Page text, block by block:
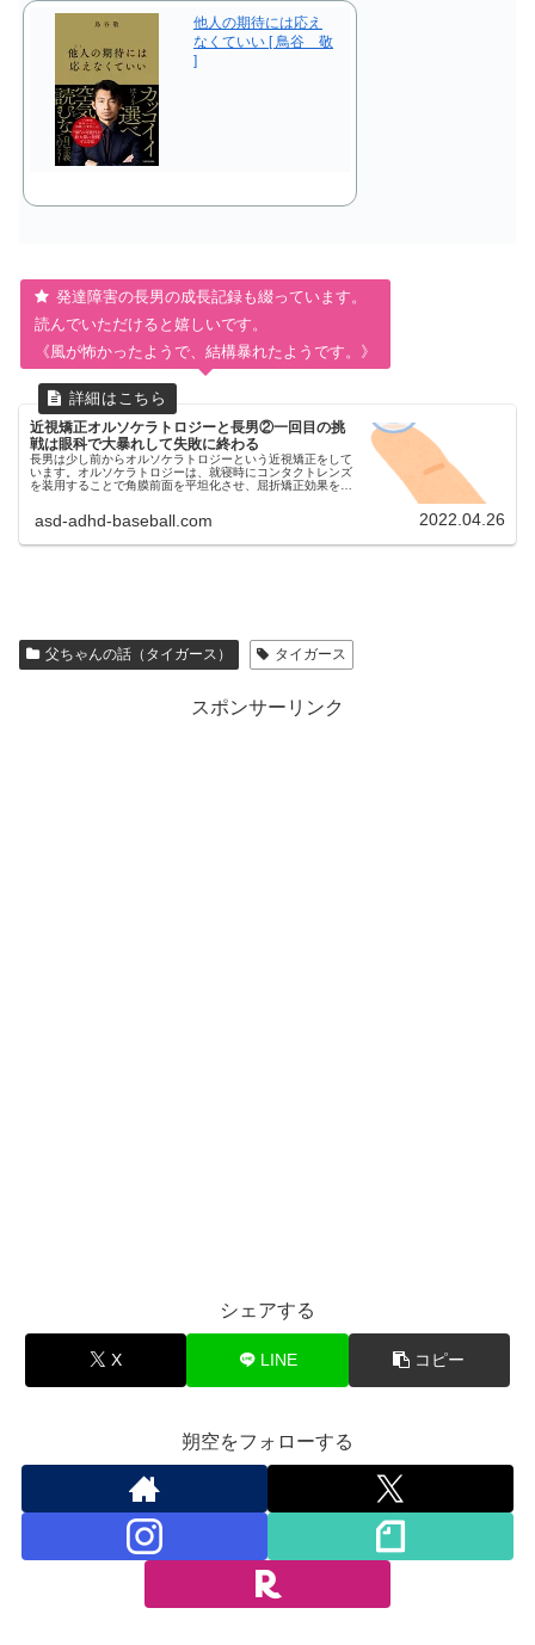
他人の期待には応え
なくていい [ 鳥谷 敬
]
発達障害の長男の成長記録も綴っています。
読んでいただけると嬉しいです。
《風が怖かったようで、結構暴れたようです。》
近視矯正オルソケラトロジーと長男②一回目の挑
戦は眼科で大暴れして失敗に終わる
長男は少し前からオルソケラトロジーという近視矯正をして
います。オルソケラトロジーは、就寝時にコンタクトレンズ
を装用することで角膜前面を平坦化させ、屈折矯正効果を得
（ASD）とADHD診断済...
asd-adhd-baseball.com 2022.04.26
父ちゃんの話（タイガース） タイガース
スポンサーリンク
シェアする
X LINE コピー
朔空をフォローする